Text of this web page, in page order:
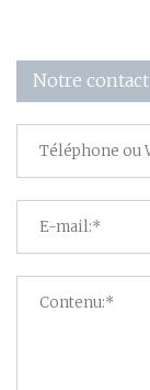
Notre contact